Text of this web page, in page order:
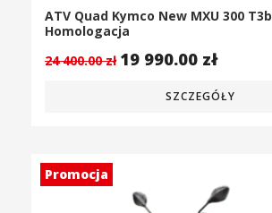
ATV Quad Kymco New MXU 300 T3b
Homologacja
24 400.00zł 19 990.00 zł
SZCZEGÓŁY
Promocja